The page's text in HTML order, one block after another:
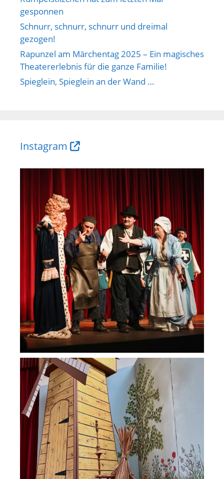
gesponnen
Schnurr, schnurr, schnurr und dreimal
gezogen!
Rapunzel am Märchentag 2025 – Ein magisches
Theatererlebnis für die ganze Familie!
Spieglein, Spieglein an der Wand …
Instagram